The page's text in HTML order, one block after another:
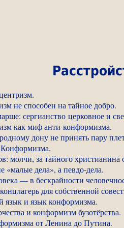
не способен на тайное добро.
сергианство церковное и
как миф анти-конформизма.
дону не принять пару
молчи, за тайного христианина
дела», а певдо-дела.
— в бескрайности
для собственной
язык и язык конформизма.
и конформизм бузотёрства.
от Ленина до Путина.